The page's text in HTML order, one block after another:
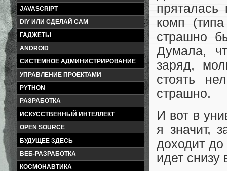
JAVASCRIPT
DIY ИЛИ СДЕЛАЙ САМ
ГАДЖЕТЫ
ANDROID
СИСТЕМНОЕ АДМИНИСТРИРОВАНИЕ
УПРАВЛЕНИЕ ПРОЕКТАМИ
PYTHON
РАЗРАБОТКА
ИСКУССТВЕННЫЙ ИНТЕЛЛЕКТ
OPEN SOURCE
БУДУЩЕЕ ЗДЕСЬ
ВЕБ-РАЗРАБОТКА
КОСМОНАВТИКА
пряталась
комп
страшно
Думала,
заряд,
стоять
страшно.
И вот в
я значит,
доходит
идет снизу